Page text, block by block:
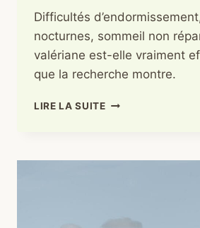
Difficultés
nocturnes, sommeil non
valériane est-elle vraiment
que la recherche montre.
LIRE LA SUITEVALÉRIANE
CE
DIT